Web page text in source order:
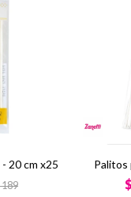
20 cm x25
189
Palitos
$